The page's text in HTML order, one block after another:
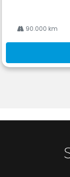
90.000 km